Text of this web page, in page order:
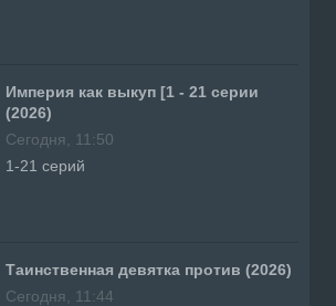
Империя как выкуп [1 - 21 серии
(2026)
Сегодня, 11:50
1-21 серий
Таинственная девятка против (2026)
Сегодня, 11:44